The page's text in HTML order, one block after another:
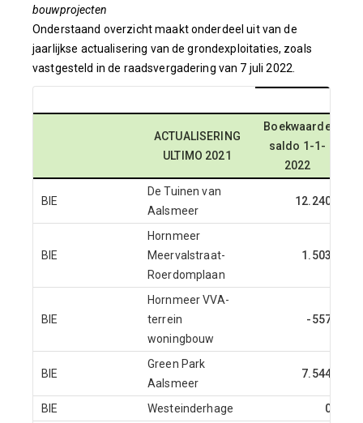
bouwprojecten
Onderstaand overzicht maakt onderdeel uit van de
jaarlijkse actualisering van de grondexploitaties, zoals
vastgesteld in de raadsvergadering van 7 juli 2022.
ACTUALISERING
ULTIMO 2021
Boekwaarde
saldo 1-1-
2022
BIE
De Tuinen van
Aalsmeer
12.240
BIE
Hornmeer
Meervalstraat-
Roerdomplaan
1.503
BIE
Hornmeer VVA-
terrein
woningbouw
-557
BIE
Green Park
Aalsmeer
7.544
BIE Westeinderhage 0